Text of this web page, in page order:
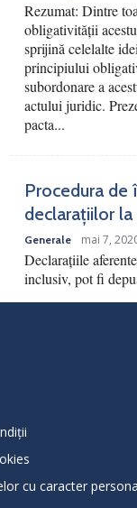
Rezumat: Dintre
obligativității
sprijină celelalte
principiului
subordonare a
actului juridic.
pacta...
Procedura de
declarațiilor
Generale mai 7,
Declarațiile
inclusiv, pot fi
cu caracter